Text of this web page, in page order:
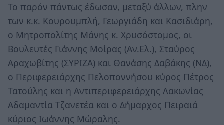
Το παρόν πάντως έδωσαν, μεταξύ άλλων, πλην
των κ.κ. Κουρουμπλή, Γεωργιάδη και Κασιδιάρη,
ο Μητροπολίτης Μάνης κ. Χρυσόστομος, οι
Βουλευτές Γιάννης Μοίρας (Αν.Ελ.), Σταύρος
Αραχωβίτης (ΣΥΡΙΖΑ) και Θανάσης Δαβάκης (ΝΔ),
ο Περιφερειάρχης Πελοποννήσου κύρος Πέτρος
Τατούλης και η Αντιπεριφερειάρχης Λακωνίας
Αδαμαντία Τζανετέα και ο Δήμαρχος Πειραιά
κύριος Ιωάννης Μώραλης.